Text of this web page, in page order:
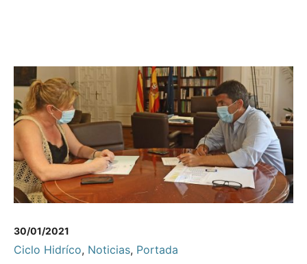
30/01/2021
Ciclo Hidríco, Noticias, Portada